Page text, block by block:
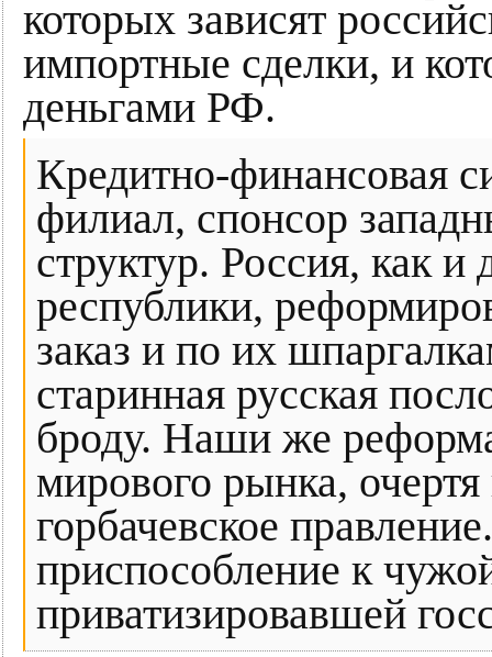
которых зависят
импортные сделки, и
деньгами РФ.
Кредитно-финансовая
филиал, спонсор
структур. Россия, как
республики,
заказ и по их
старинная русская
броду. Наши же
мирового рынка,
горбачевское
приспособление к
приватизировавшей